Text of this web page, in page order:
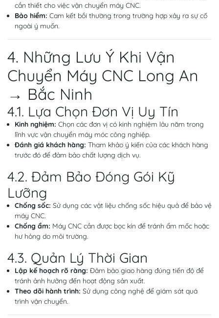
cần thiết cho việc vận chuyển máy CNC.
Bảo hiểm: Cam kết bồi thường trong trường hợp xảy ra sự cố
ngoài ý muốn.
4. Những Lưu Ý Khi Vận
Chuyển Máy CNC Long An
→ Bắc Ninh
4.1. Lựa Chọn Đơn Vị Uy Tín
Kinh nghiệm: Chọn các đơn vị có kinh nghiệm lâu năm trong
lĩnh vực vận chuyển máy móc công nghiệp.
Đánh giá khách hàng: Tham khảo ý kiến của các khách hàng
trước đó để đảm bảo chất lượng dịch vụ.
4.2. Đảm Bảo Đóng Gói Kỹ
Lưỡng
Chống sốc: Sử dụng các vật liệu chống sốc hiệu quả để bảo vệ
máy CNC.
Chống ẩm: Máy CNC cần được bọc kín để tránh ẩm mốc hoặc
hư hỏng do môi trường.
4.3. Quản Lý Thời Gian
Lập kế hoạch rõ ràng: Đảm bảo giao hàng đúng tiến độ để
tránh ảnh hưởng đến hoạt động sản xuất.
Theo dõi hành trình: Sử dụng công nghệ để giám sát quá
trình vận chuyển.